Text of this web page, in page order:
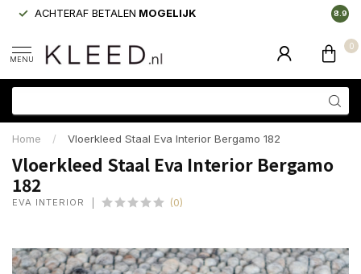
ACHTERAF BETALEN MOGELIJK 8.9
MENU
0
Home / Vloerkleed Staal Eva Interior Bergamo 182
Vloerkleed Staal Eva Interior Bergamo
182
EVA INTERIOR (0)